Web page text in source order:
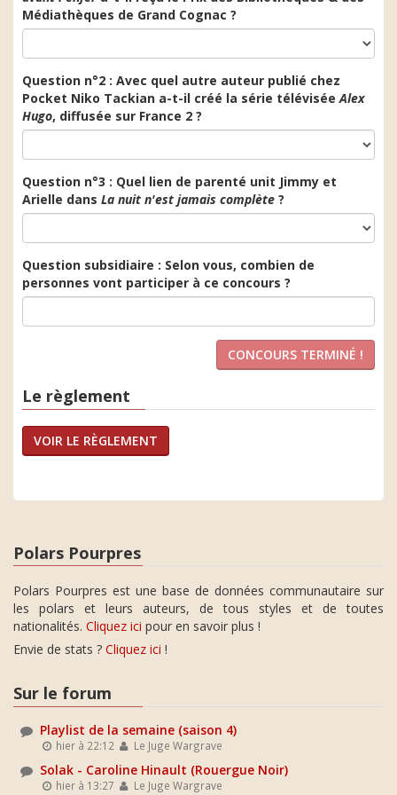
Médiathèques de Grand Cognac ?
Question n°2 : Avec quel autre auteur publié chez
Pocket Niko Tackian a-t-il créé la série téléviséeAlex
Hugo, diffusée sur France 2 ?
Question n°3 : Quel lien de parenté unit Jimmy et
Arielle dans La nuit n'est jamais complète ?
Question subsidiaire : Selon vous, combien de
personnes vont participer à ce concours ?
Le règlement
VOIR LE RÈGLEMENT
Polars Pourpres
Polars Pourpres est une base de données communautaire sur
les polars et leurs auteurs, de tous styles et de toutes
nationalités. Cliquez ici pour en savoir plus !
Envie de stats ? Cliquez ici !
Sur le forum
Playlist de la semaine (saison 4)
hier à 22:12 Le Juge Wargrave
Solak - Caroline Hinault (Rouergue Noir)
hier à 13:27 Le Juge Wargrave